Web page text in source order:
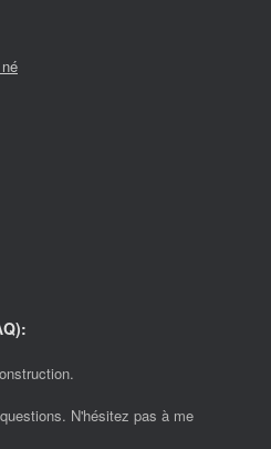
N'hésitez pas à me